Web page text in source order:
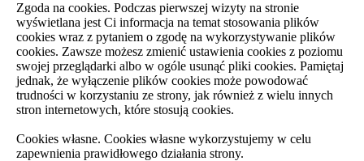
Zgoda na cookies. Podczas pierwszej wizyty na stronie
wyświetlana jest Ci informacja na temat stosowania plików
cookies wraz z pytaniem o zgodę na wykorzystywanie plików
cookies. Zawsze możesz zmienić ustawienia cookies z poziomu
swojej przeglądarki albo w ogóle usunąć pliki cookies. Pamiętaj
jednak, że wyłączenie plików cookies może powodować
trudności w korzystaniu ze strony, jak również z wielu innych
stron internetowych, które stosują cookies.
Cookies własne. Cookies własne wykorzystujemy w celu
zapewnienia prawidłowego działania strony.